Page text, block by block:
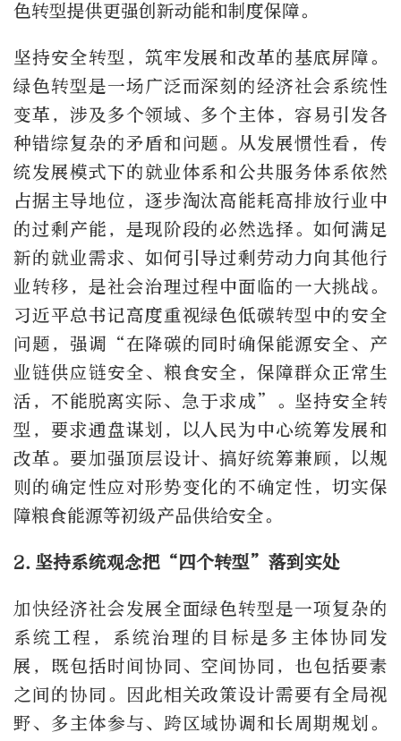
色转型提供更强创新动能和制度保障。
坚持安全转型，筑牢发展和改革的基底屏障。
绿色转型是一场广泛而深刻的经济社会系统性
变革，涉及多个领域、多个主体，容易引发各
种错综复杂的矛盾和问题。从发展惯性看，传
统发展模式下的就业体系和公共服务体系依然
占据主导地位，逐步淘汰高能耗高排放行业中
的过剩产能，是现阶段的必然选择。如何满足
新的就业需求、如何引导过剩劳动力向其他行
业转移，是社会治理过程中面临的一大挑战。
习近平总书记高度重视绿色低碳转型中的安全
问题，强调“在降碳的同时确保能源安全、产
业链供应链安全、粮食安全，保障群众正常生
活，不能脱离实际、急于求成”。坚持安全转
型，要求通盘谋划，以人民为中心统筹发展和
改革。要加强顶层设计、搞好统筹兼顾，以规
则的确定性应对形势变化的不确定性，切实保
障粮食能源等初级产品供给安全。
2.坚持系统观念把“四个转型”落到实处
加快经济社会发展全面绿色转型是一项复杂的
系统工程，系统治理的目标是多主体协同发
展，既包括时间协同、空间协同，也包括要素
之间的协同。因此相关政策设计需要有全局视
野、多主体参与、跨区域协调和长周期规划。